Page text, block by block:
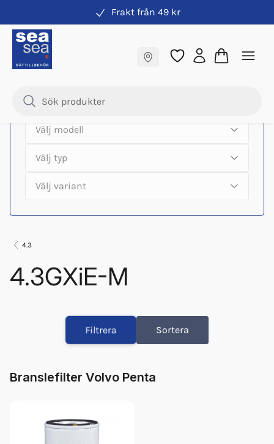
Frakt från 49 kr
Samma pris online & i butik
Hitta rätt produkter till din båtmotor
4.3
4.3GXiE-M
Bränslefilter Vp 3847644
Orb Vp Bränslepump V6/v8 Lågtr
Fett 25gr Vp 828250
Impeller Vp 22307636
Filtrera Sortera
Branslefilter Volvo Penta